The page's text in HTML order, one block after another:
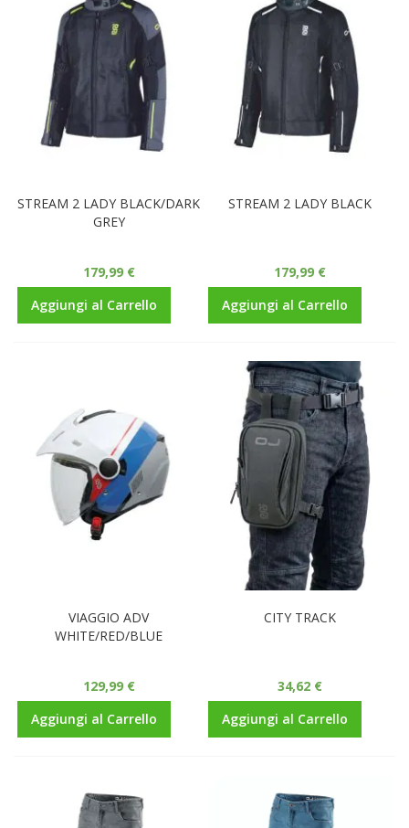
STREAM 2 LADY BLACK/DARK
GREY
179,99 €
Aggiungi al Carrello
STREAM 2 LADY BLACK
179,99 €
Aggiungi al Carrello
VIAGGIO ADV
WHITE/RED/BLUE
129,99 €
Aggiungi al Carrello
CITY TRACK
34,62 €
Aggiungi al Carrello